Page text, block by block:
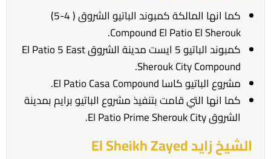
كما انها المالكة كمبوند الباتيو الشروق ( 4-5)
Compound El Patio El Sherouk.
كمبوند الباتيو 5 ايست مدينة الشروق El Patio 5 East
Sherouk City Compound.
مشروع الباتيو كاسا El Patio Casa Compound.
كما انها التي قامت بتنفيذ مشروع الباتيو برايم بمدينة
الشروق El Patio Prime Sherouk City.
الشيخ زايد El Sheikh Zayed